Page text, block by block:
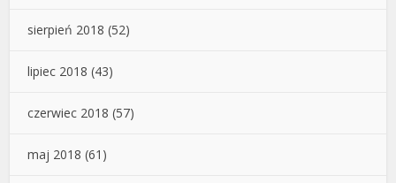
sierpień 2018 (52)
lipiec 2018 (43)
czerwiec 2018 (57)
maj 2018 (61)